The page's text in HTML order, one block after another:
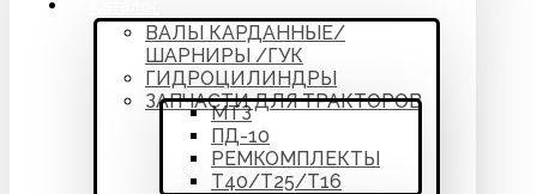
ВАЛЫ КАРДАННЫЕ/
ШАРНИРЫ /ГУК
ГИДРОЦИЛИНДРЫ
ЗАПЧАСТИ ДЛЯ ТРАКТОРОВ
МТЗ
ПД-10
РЕМКОМПЛЕКТЫ
Т40/Т25/Т16